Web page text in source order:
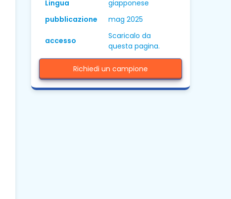
Lingua
giapponese
pubblicazione
mag 2025
accesso
Scaricalo da
questa pagina.
Richiedi un campione